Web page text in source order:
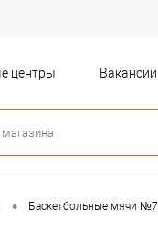
центры Вакансии
• Баскетбольные мячи №7